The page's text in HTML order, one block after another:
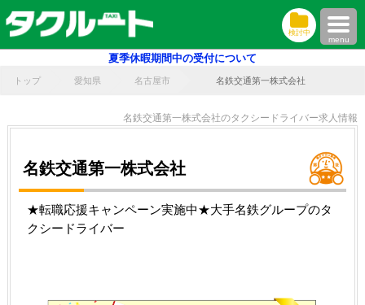
検討中
menu
夏季休暇期間中の受付について
トップ 愛知県 名古屋市 名鉄交通第一株式会社
名鉄交通第一株式会社のタクシードライバー求人情報
名鉄交通第一株式会社
★転職応援キャンペーン実施中★大手名鉄グループのタ
クシードライバー